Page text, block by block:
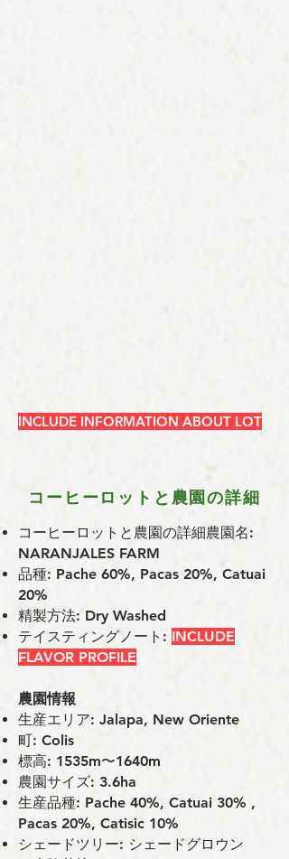
INCLUDE INFORMATION ABOUT LOT
コーヒーロットと農園の詳細
コーヒーロットと農園の詳細農園名:
NARANJALES FARM
品種: Pache 60%, Pacas 20%, Catuai
20%
精製方法: Dry Washed
テイスティングノート: INCLUDE
FLAVOR PROFILE
農園情報
⽣産エリア: Jalapa, New Oriente
町: Colis
標⾼: 1535m〜1640m
農園サイズ: 3.6ha
⽣産品種: Pache 40%, Catuai 30% ,
Pacas 20%, Catisic 10%
シェードツリー: シェードグロウン